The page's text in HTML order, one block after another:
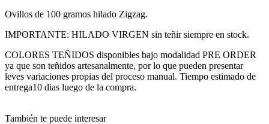
Ovillos de 100 gramos hilado Zigzag.
IMPORTANTE: HILADO VIRGEN sin teñir siempre en stock.
COLORES TEÑIDOS disponibles bajo modalidad PRE ORDER
ya que son teñidos artesanalmente, por lo que pueden presentar
leves variaciones propias del proceso manual. Tiempo estimado de
entrega10 dias luego de la compra.
También te puede interesar